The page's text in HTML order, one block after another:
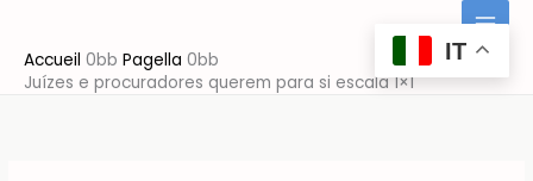
contenu
Accueil
Pagella
Juízes e procuradores querem para si escala 1×1
IT